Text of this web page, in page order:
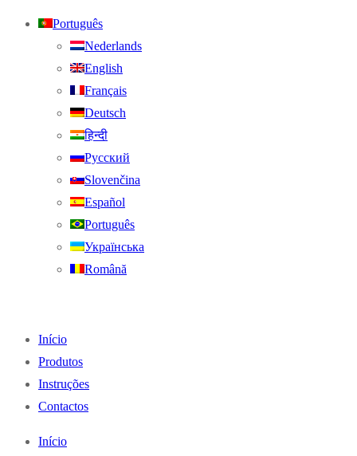
Português
Nederlands
English
Français
Deutsch
हिन्दी
Русский
Slovenčina
Español
Português
Українська
Română
Início
Produtos
Instruções
Contactos
Início